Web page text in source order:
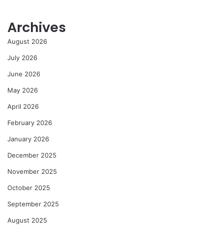
Archives
August 2026
July 2026
June 2026
May 2026
April 2026
February 2026
January 2026
December 2025
November 2025
October 2025
September 2025
August 2025